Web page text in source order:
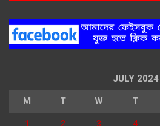
JULY 2024
M T W T